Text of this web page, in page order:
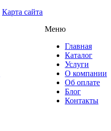
Карта сайта
Меню
Главная
Каталог
Услуги
О компании
Об оплате
Блог
Контакты